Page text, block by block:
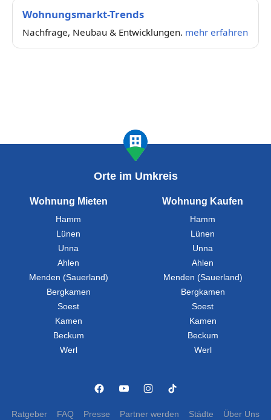
Wohnungsmarkt-Trends
Nachfrage, Neubau & Entwicklungen. mehr erfahren
Orte im Umkreis
Wohnung Mieten
Hamm
Lünen
Unna
Ahlen
Menden (Sauerland)
Bergkamen
Soest
Kamen
Beckum
Werl
Wohnung Kaufen
Hamm
Lünen
Unna
Ahlen
Menden (Sauerland)
Bergkamen
Soest
Kamen
Beckum
Werl
Ratgeber FAQ Presse Partner werden Städte Über Uns